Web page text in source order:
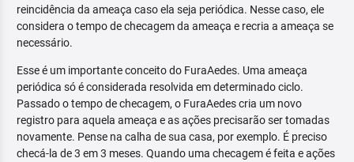
reincidência da ameaça caso ela seja periódica. Nesse caso, ele
considera o tempo de checagem da ameaça e recria a ameaça se
necessário.
Esse é um importante conceito do FuraAedes. Uma ameaça
periódica só é considerada resolvida em determinado ciclo.
Passado o tempo de checagem, o FuraAedes cria um novo
registro para aquela ameaça e as ações precisarão ser tomadas
novamente. Pense na calha de sua casa, por exemplo. É preciso
checá-la de 3 em 3 meses. Quando uma checagem é feita e ações